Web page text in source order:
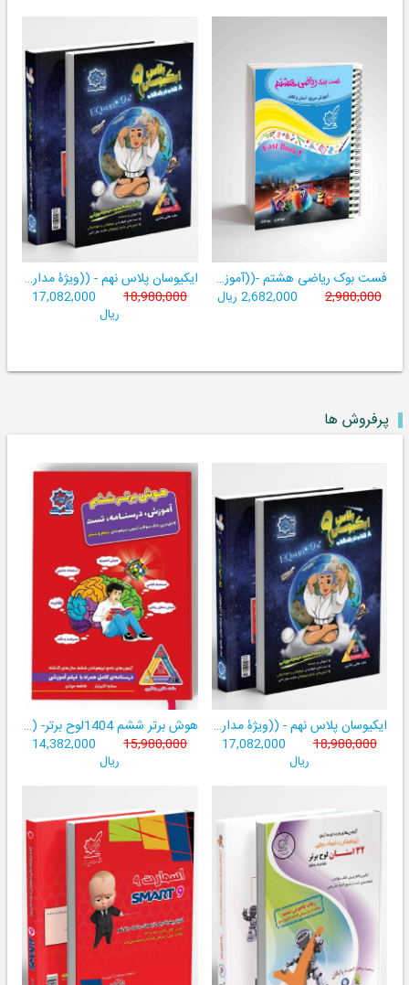
فست بوک ریاضی هشتم -((آموزش سریع، آسان و کامل ریاضی پایۀ هشتم))
2,980,000 2,682,000 ریال
ایکیوسان پلاس نهم - ((ویژۀ مدارس نمونه دولتی، تیزهوشان و سمپاد+ فیلم‌های آموزشی+سامانۀ آزمون‌ساز رایگان))
18,980,000
17,082,000
ریال
پرفروش ها
ایکیوسان پلاس نهم - ((ویژۀ مدارس نمونه دولتی، تیزهوشان و سمپاد+ فیلم‌های آموزشی+سامانۀ آزمون‌ساز رایگان))
18,980,000
17,082,000
ریال
هوش برتر ششم 1404لوح برتر- ((ویژۀ آزمون تیزهوشان پایۀ ششم+ فیلم آموزشی + سامانۀ آزمون‌ساز رایگان))
15,980,000
14,382,000
ریال